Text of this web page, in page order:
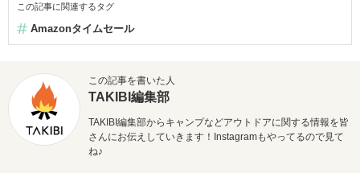
この記事に関連するタグ
Amazonタイムセール
この記事を書いた人
TAKIBI編集部
TAKIBI編集部からキャンプなどアウトドアに関する情報を皆
さんにお伝えしていきます！Instagramもやってるので見て
ね♪